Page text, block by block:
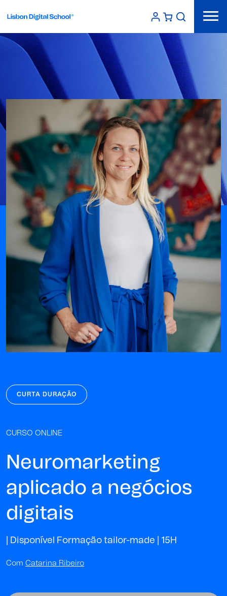
CURTA DURAÇÃO
CURSO ONLINE
Neuromarketing
aplicado a negócios
digitais
| Disponível Formação tailor-made | 15H
Com Catarina Ribeiro